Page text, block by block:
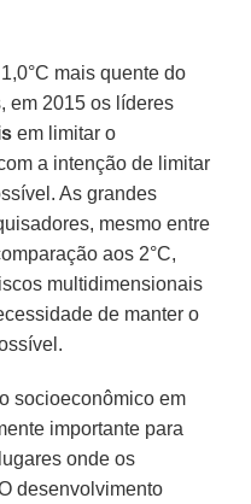
mais quente do
em 2015 os líderes
em limitar o
a intenção de limitar
As grandes
mesmo entre
aos 2°C,
multidimensionais
de manter o
socioeconômico em
importante para
onde os
desenvolvimento